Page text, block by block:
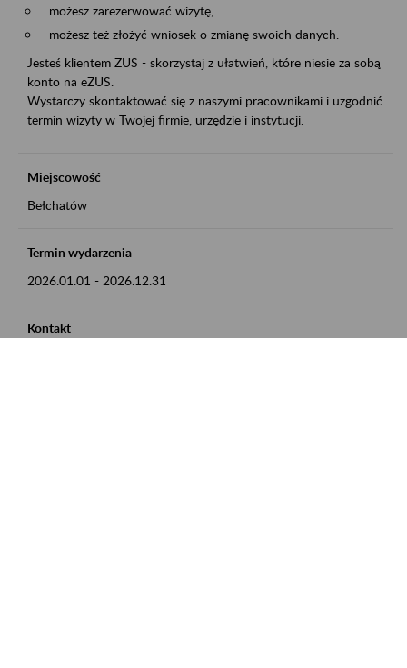
możesz zarezerwować wizytę,
możesz też złożyć wniosek o zmianę swoich danych.
Jesteś klientem ZUS - skorzystaj z ułatwień, które niesie za sobą
konto na eZUS.
Wystarczy skontaktować się z naszymi pracownikami i uzgodnić
termin wizyty w Twojej firmie, urzędzie i instytucji.
Miejscowość
Bełchatów
Termin wydarzenia
2026.01.01 - 2026.12.31
Kontakt